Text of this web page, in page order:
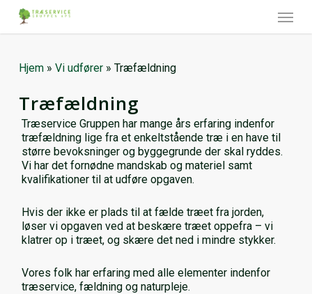
Skip
main
Hjem» Vi udfører» Træfældning
Træfældning
Træservice Gruppen har mange års erfaring indenfor
træfældning lige fra et enkeltstående træ i en have til
større bevoksninger og byggegrunde der skal ryddes.
Vi har det fornødne mandskab og materiel samt
kvalifikationer til at udføre opgaven.
Hvis der ikke er plads til at fælde træet fra jorden,
løser vi opgaven ved at beskære træet oppefra – vi
klatrer op i træet, og skære det ned i mindre stykker.
Vores folk har erfaring med alle elementer indenfor
træservice, fældning og naturpleje.